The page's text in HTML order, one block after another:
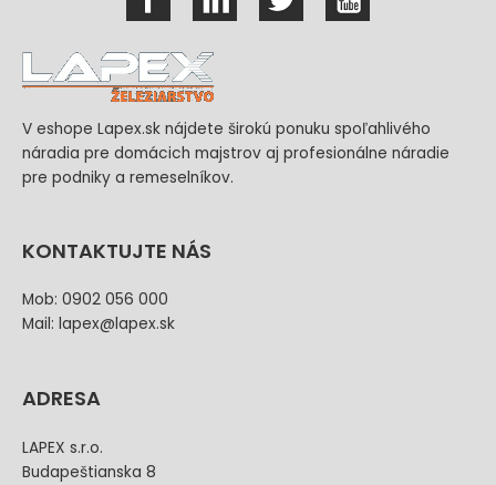
V eshope Lapex.sk nájdete širokú ponuku spoľahlivého
náradia pre domácich majstrov aj profesionálne náradie
pre podniky a remeselníkov.
KONTAKTUJTE NÁS
Mob: 0902 056 000
Mail: lapex@lapex.sk
ADRESA
LAPEX s.r.o.
Budapeštianska 8